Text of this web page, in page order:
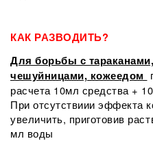
КАК РАЗВОДИТЬ?
Для борьбы с
чешуйницами, кожеедом
расчета 10мл средства +
При отсутствиии эффекта
увеличить, приготовив
мл воды